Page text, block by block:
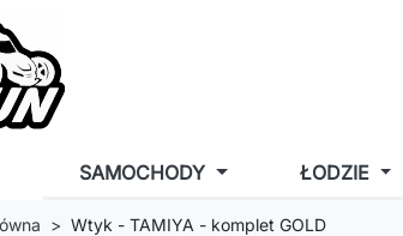
SAMOCHODY ŁODZIE
Wtyk - TAMIYA - komplet GOLD